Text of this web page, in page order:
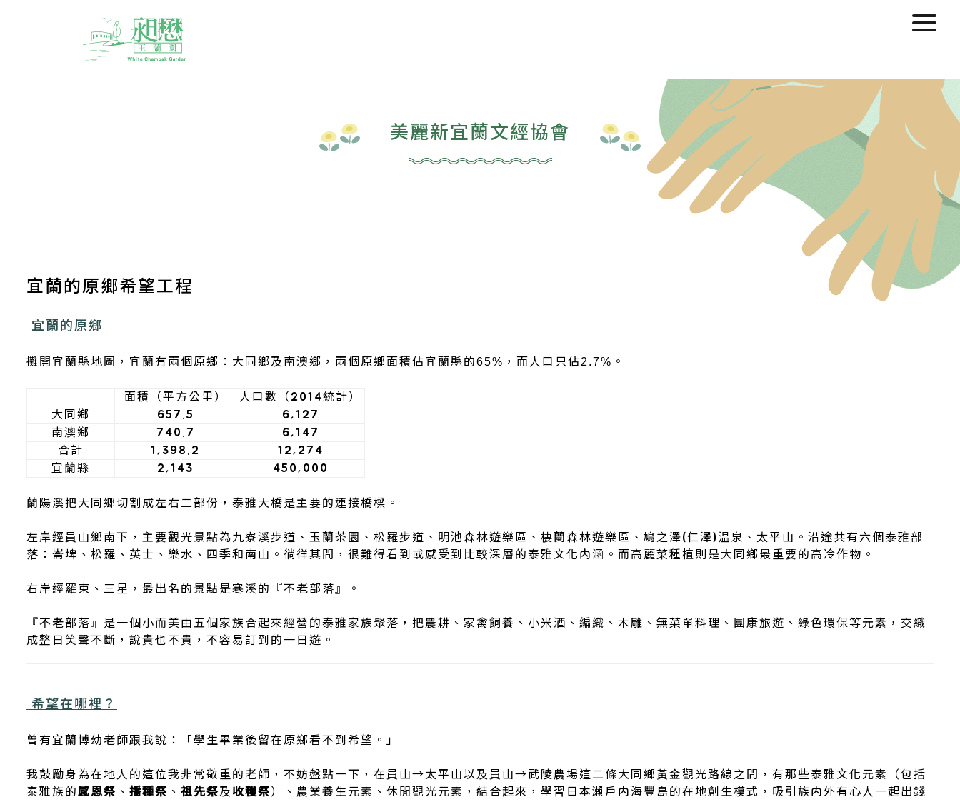
美麗新宜蘭文經協會
宜蘭的原鄉希望工程
宜蘭的原鄉
攤開宜蘭縣地圖，宜蘭有兩個原鄉：大同鄉及南澳鄉，兩個原鄉面積佔宜蘭縣的65% ，而人口只佔2.7% 。
面積（平方公里）
人口數（2014統計）
大同鄉
657.5
6,127
南澳鄉
740.7
6,147
合計
1,398.2
12,274
宜蘭縣
2,143 450,000
蘭陽溪把大同鄉切割成左右二部份，泰雅大橋是主要的連接橋樑。
左岸經員山鄉南下，主要觀光景點為九寮溪步道、玉蘭茶園、松羅步道、明池森林遊樂區、棲蘭森林遊樂區、鳩之澤(仁澤)温泉、太平山。沿途共有六個泰雅部
落：崙埤、松羅、英士、樂水、四季和南山。徜徉其間，很難得看到或感受到比較深層的泰雅文化内涵。而高麗菜種植則是大同鄉最重要的高冷作物。
右岸經羅東、三星，最出名的景點是寒溪的『不老部落』。
『不老部落』是一個小而美由五個家族合起來經營的泰雅家族聚落，把農耕、家禽飼養、小米酒、編織、木雕、無菜單料理、團康旅遊、綠色環保等元素，交織
成整日笑聲不斷，說貴也不貴，不容易訂到的一日遊。
希望在哪裡？
曾有宜蘭博幼老師跟我說：「學生畢業後留在原鄉看不到希望。」
我鼓勵身為在地人的這位我非常敬重的老師，不妨盤點一下，在員山→太平山以及員山→武陵農場這二條大同鄉黃金觀光路線之間，有那些泰雅文化元素（包括
泰雅族的感恩祭 、 播種祭 、 祖先祭及 收穫祭 ）、農業養生元素、休閒觀光元素，結合起來，學習日本瀨戶内海豐島的在地創生模式，吸引族内外有心人一起出錢